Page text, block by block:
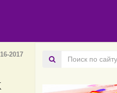
2017
Поиск
по